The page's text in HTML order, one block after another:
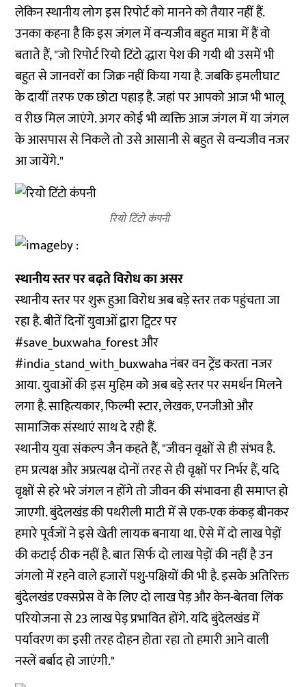
लेकिन स्‍थानीय लोग इस रिपोर्ट को मानने को तैयार नहीं हैं.
उनका कहना है कि इस जंगल में वन्‍यजीव बहुत मात्रा में हैं वो
बताते हैं, "जो रिपोर्ट रियो टिंटो द्धारा पेश की गयी थी उसमें भी
बहुत से जानवरों का जिक्र नहीं किया गया है. जबकि इमलीघाट
के दायीं तरफ एक छोटा पहाड़ है. जहां पर आपको आज भी भालू
व रीछ मिल जाएंगे. अगर कोई भी व्‍यक्ति आज जंगल में या जंगल
के आसपास से निकले तो उसे आसानी से बहुत से वन्‍यजीव नजर
आ जायेंगे."
रियो टिंटो कंपनी
स्‍थानीय स्तर पर बढ़ते विरोध का असर
स्‍थानीय स्‍तर पर शुरू हुआ विरोध अब बड़े स्‍तर तक पहुंचता जा
रहा है. बीतें दिनों युवाओं द्वारा ट्विटर पर
#save_buxwaha_forest और
#india_stand_with_buxwaha नंबर वन ट्रेंड करता नजर
आया. युवाओं की इस मुहिम को अब बड़े स्‍तर पर समर्थन मिलने
लगा है. साहित्‍यकार, फिल्‍मी स्‍टार, लेखक, एनजीओ और
सामाजिक संस्‍थाएं साथ दे रही हैं.
स्थानीय युवा संकल्प जैन कहते हैं, "जीवन वृक्षों से ही संभव है.
हम प्रत्यक्ष और अप्रत्यक्ष दोनों तरह से ही वृक्षों पर निर्भर हैं, यदि
वृक्षों से हरे भरे जंगल न होंगे तो जीवन की संभावना ही समाप्त हो
जाएगी. बुंदेलखंड की पथरीली माटी में से एक-एक कंकड़ बीनकर
हमारे पूर्वजों ने इसे खेती लायक बनाया था. ऐसे में दो लाख पेड़ों
की कटाई ठीक नहीं है. बात सिर्फ दो लाख पेड़ों की नहीं है उन
जंगलो में रहने वाले हजारों पशु-पक्षियों की भी है. इसके अतिरिक्त
बुंदेलखंड एक्सप्रेस वे के लिए दो लाख पेड़ और केन-बेतवा लिंक
परियोजना से 23 लाख पेड़ प्रभावित होंगे. यदि बुंदेलखंड में
पर्यावरण का इसी तरह दोहन होता रहा तो हमारी आने वाली
नस्लें बर्बाद हो जाएंगी."